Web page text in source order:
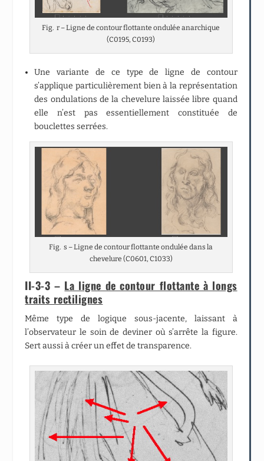
Fig. r – Ligne de contour flottante ondulée anarchique
(C0195, C0193)
Une variante de ce type de ligne de contour
s’applique particulièrement bien à la représentation
des ondulations de la chevelure laissée libre quand
elle n’est pas essentiellement constituée de
bouclettes serrées.
Fig. s – Ligne de contour flottante ondulée dans la
chevelure (C0601, C1033)
II-3-3 – La ligne de contour flottante à longs
traits rectilignes
Même type de logique sous-jacente, laissant à
l’observateur le soin de deviner où s’arrête la figure.
Sert aussi à créer un effet de transparence.